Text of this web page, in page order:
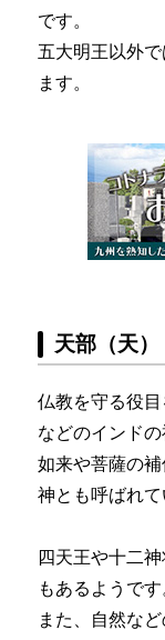
です。
五大明王以外
ます。
天部（天）
仏教を守る役
などのインドの
如来や菩薩の
神とも呼ばれて
四天王や十二
もあるようです
また、自然な